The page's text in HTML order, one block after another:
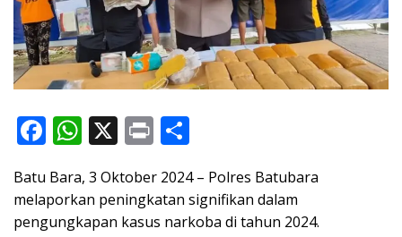
F
e
b
W
at
s
X Pr
t ar
e
Batu Bara, 3 Oktober 2024 – Polres Batubara
melaporkan peningkatan signifikan dalam
pengungkapan kasus narkoba di tahun 2024.